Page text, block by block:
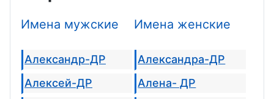
Имена мужские
Александр-ДР
Алексей-ДР
Имена женские
Александра-ДР
Алена- ДР